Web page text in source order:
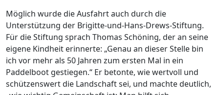
Möglich wurde die Ausfahrt auch durch die
Unterstützung der Brigitte-und-Hans-Drews-Stiftung.
Für die Stiftung sprach Thomas Schöning, der an seine
eigene Kindheit erinnerte: „Genau an dieser Stelle bin
ich vor mehr als 50 Jahren zum ersten Mal in ein
Paddelboot gestiegen.“ Er betonte, wie wertvoll und
schützenswert die Landschaft sei, und machte deutlich,